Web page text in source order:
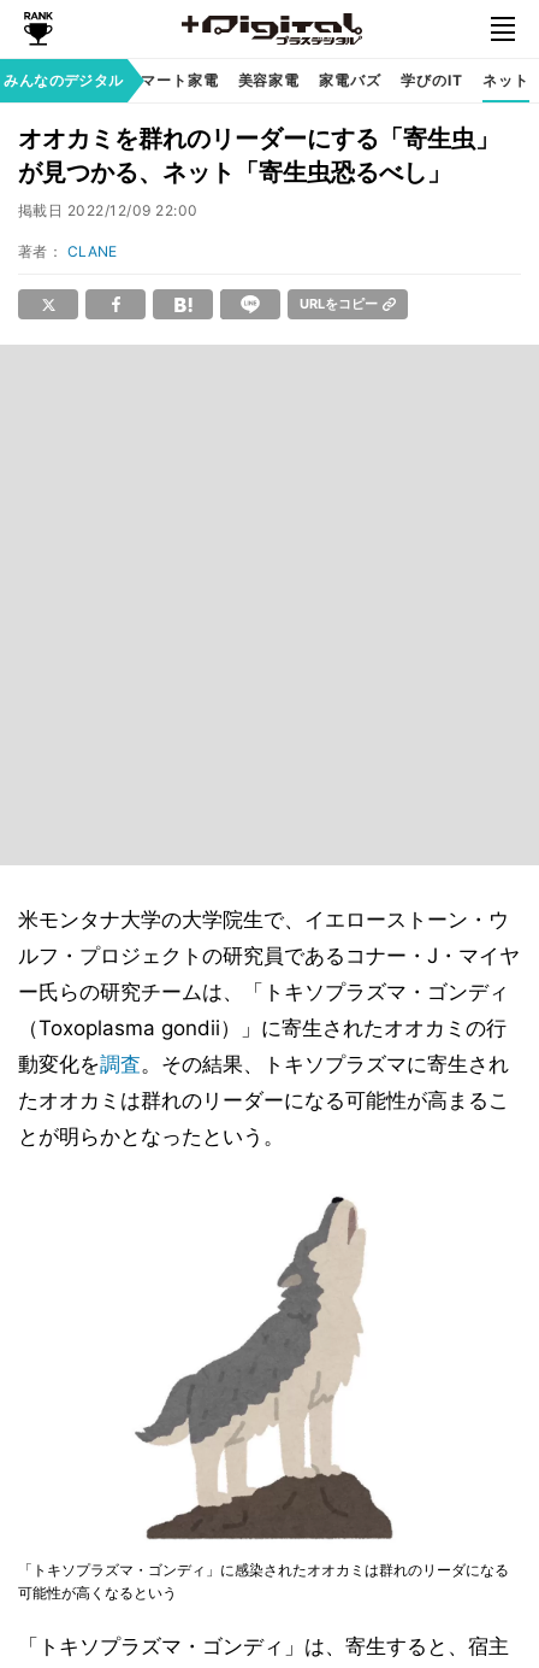
みんなのデジタル
族のデジタル スマート家電 美容家電 家電バズ 学びのIT ネット
オオカミを群れのリーダーにする「寄生虫」
が見つかる、ネット「寄生虫恐るべし」
掲載日 2022/12/09 22:00
著者： CLANE
URLをコピー
米モンタナ大学の大学院生で、イエローストーン・ウ
ルフ・プロジェクトの研究員であるコナー・J・マイヤ
ー氏らの研究チームは、「トキソプラズマ・ゴンディ
（Toxoplasma gondii）」に寄生されたオオカミの行
動変化を調査。その結果、トキソプラズマに寄生され
たオオカミは群れのリーダーになる可能性が高まるこ
とが明らかとなったという。
「トキソプラズマ・ゴンディ」に感染されたオオカミは群れのリーダになる
可能性が高くなるという
「トキソプラズマ・ゴンディ」は、寄生すると、宿主